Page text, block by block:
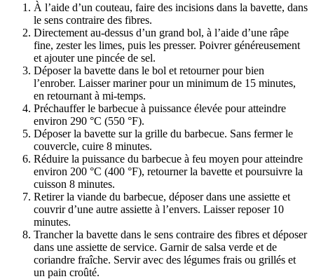
À l’aide d’un couteau, faire des incisions dans la bavette, dans
le sens contraire des fibres.
Directement au-dessus d’un grand bol, à l’aide d’une râpe
fine, zester les limes, puis les presser. Poivrer généreusement
et ajouter une pincée de sel.
Déposer la bavette dans le bol et retourner pour bien
l’enrober. Laisser mariner pour un minimum de 15 minutes,
en retournant à mi-temps.
Préchauffer le barbecue à puissance élevée pour atteindre
environ 290 °C (550 °F).
Déposer la bavette sur la grille du barbecue. Sans fermer le
couvercle, cuire 8 minutes.
Réduire la puissance du barbecue à feu moyen pour atteindre
environ 200 °C (400 °F), retourner la bavette et poursuivre la
cuisson 8 minutes.
Retirer la viande du barbecue, déposer dans une assiette et
couvrir d’une autre assiette à l’envers. Laisser reposer 10
minutes.
Trancher la bavette dans le sens contraire des fibres et déposer
dans une assiette de service. Garnir de salsa verde et de
coriandre fraîche. Servir avec des légumes frais ou grillés et
un pain croûté.